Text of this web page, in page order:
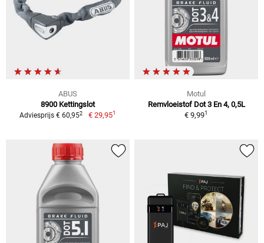
ABUS
8900 Kettingslot
Adviesprijs € 60,952 € 29,951
Motul
Remvloeistof Dot 3 En 4, 0,5L
€ 9,991